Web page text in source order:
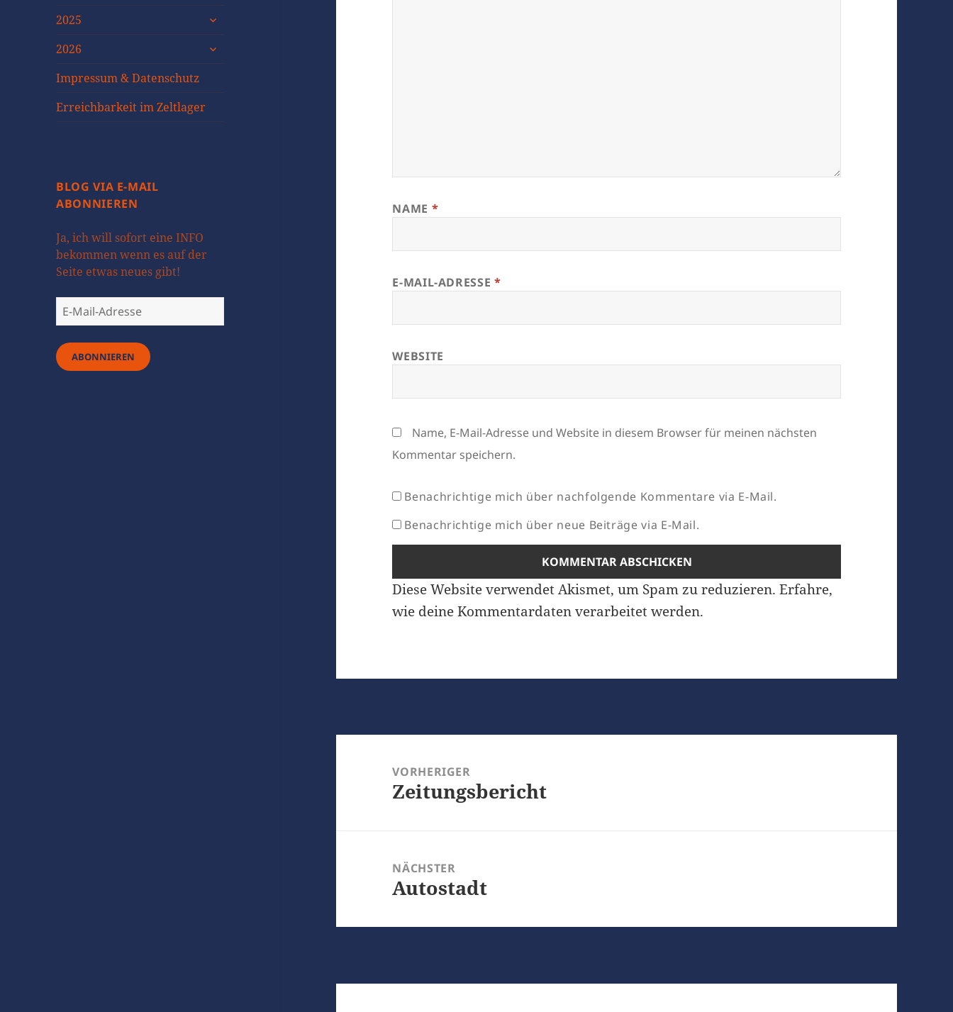
2025
untermenü
2026
untermenü
Impressum & Datenschutz
Erreichbarkeit im Zeltlager
BLOG VIA E-MAIL
ABONNIEREN
Ja, ich will sofort eine INFO
bekommen wenn es auf der
Seite etwas neues gibt!
E-
Mail-
Adresse
ABONNIEREN
NAME *
E-MAIL-ADRESSE *
WEBSITE
Name, E-Mail-Adresse und Website in diesem Browser für meinen nächsten
Kommentar speichern.
Benachrichtige mich über nachfolgende Kommentare via E-Mail.
Benachrichtige mich über neue Beiträge via E-Mail.
Diese Website verwendet Akismet, um Spam zu reduzieren.Erfahre,
wie deine Kommentardaten verarbeitet werden.
VORHERIGER
Vorheriger
Zeitungsbericht
NÄCHSTER
Nächster
Autostadt